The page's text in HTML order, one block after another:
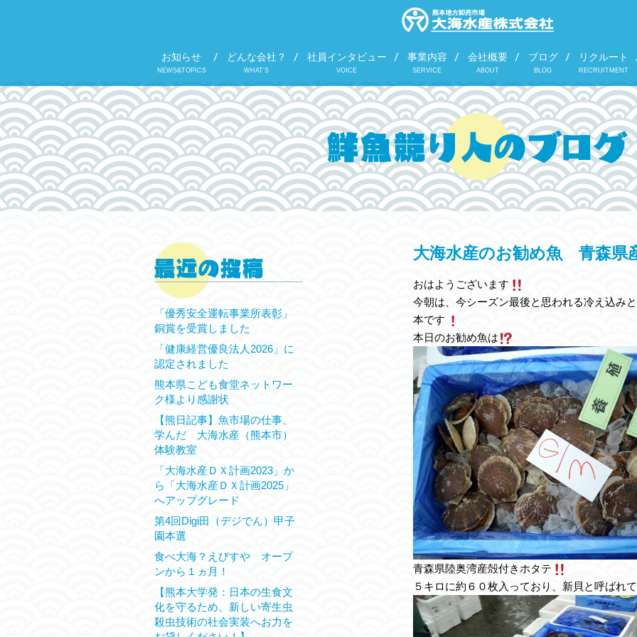
お知らせ
NEWS&TOPICS
どんな会社？
WHAT'S
社員インタビュー
VOICE
事業内容
SERVICE
会社概要
ABOUT
ブログ
BLOG
リクルート
RECRUITMENT
大海水産のお勧め魚 青森県
おはようございます
今朝は、今シーズン最後と思われる冷え込み
本です
本日のお勧め魚は
青森県陸奥湾産殻付きホタテ
５キロに約６０枚入っており、新貝と呼ばれ
「優秀安全運転事業所表彰」
銅賞を受賞しました
「健康経営優良法人2026」に
認定されました
熊本県こども食堂ネットワー
ク様より感謝状
【熊日記事】魚市場の仕事、
学んだ 大海水産（熊本市）
体験教室
「大海水産ＤＸ計画2023」か
ら「大海水産ＤＸ計画2025」
へアップグレード
第4回Digi田（デジでん）甲子
園本選
食べ大海？えびすや オープ
ンから１ヵ月！
【熊本大学発：日本の生食文
化を守るため、新しい寄生虫
殺虫技術の社会実装へお力を